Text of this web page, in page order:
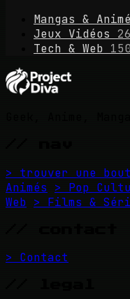
Mangas &
Jeux Vidéos
Tech & Web
> trouver une
Animés
> Pop
Web > Films &
> Contact